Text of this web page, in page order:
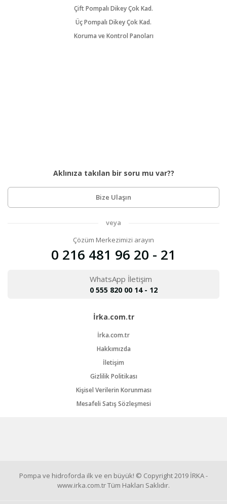
Çift Pompalı Dikey Çok Kad.
Üç Pompalı Dikey Çok Kad.
Koruma ve Kontrol Panoları
Aklınıza takılan bir soru mu var??
Bize Ulaşın
veya
Çözüm Merkezimizi arayın
0 216 481 96 20 - 21
WhatsApp İletişim
0 555 820 00 14 - 12
İrka.com.tr
İrka.com.tr
Hakkımızda
İletişim
Gizlilik Politikası
Kişisel Verilerin Korunması
Mesafeli Satış Sözleşmesi
Pompa ve hidroforda ilk ve en büyük! © Copyright 2019 İRKA -
www.irka.com.tr Tüm Hakları Saklıdır.